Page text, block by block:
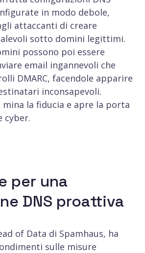
in modo debole,
attaccanti di creare
sotto domini legittimi.
possono poi essere
email ingannevoli che
DMARC, facendole apparire
inconsapevoli.
mina la fiducia e apre la porta
cyber.
per una
DNS proattiva
of Data di Spamhaus, ha
sulle misure